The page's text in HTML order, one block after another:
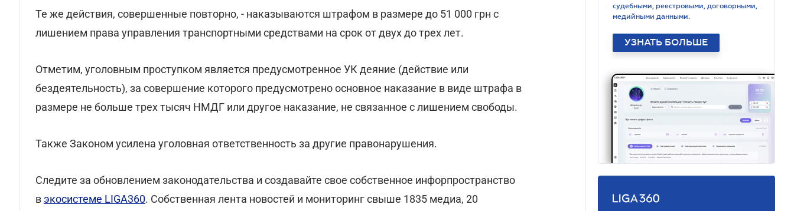
Те же действия, совершенные повторно, - наказываются штрафом в размере до 51 000 грн с
лишением права управления транспортными средствами на срок от двух до трех лет.
Отметим, уголовным проступком является предусмотренное УК деяние (действие или
бездеятельность), за совершение которого предусмотрено основное наказание в виде штрафа в
размере не больше трех тысяч НМДГ или другое наказание, не связанное с лишением свободы.
Также Законом усилена уголовная ответственность за другие правонарушения.
Следите за обновлением законодательства и создавайте свое собственное инфорпространство
в экосистеме LIGA360. Собственная лента новостей и мониторинг свыше 1835 медиа, 20
судебными, реестровыми, договорными,
медийными данными.
УЗНАТЬ БОЛЬШЕ